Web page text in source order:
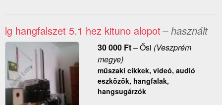
lg hangfalszet 5.1 hez kituno alopot– használt
30 000 Ft–Ősi (Veszprém
megye)
műszaki cikkek, videó, audió
eszközök, hangfalak,
hangsugárzók